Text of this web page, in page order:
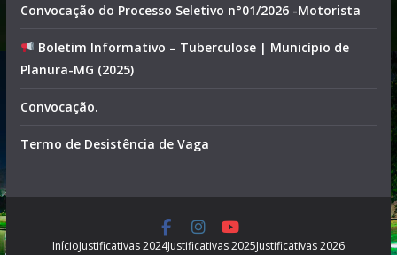
Convocação do Processo Seletivo n°01/2026 -Motorista
Boletim Informativo – Tuberculose | Município de
Planura-MG (2025)
Convocação.
Termo de Desistência de Vaga
InícioJustificativas 2024Justificativas 2025Justificativas 2026